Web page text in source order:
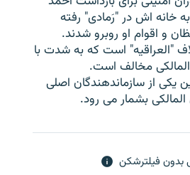
به خانه اش در "رَمادی" رفته
و اقوام او روبرو شدند.
"العراقيه" است که به شدت با
مخالف است.
یکی از سازماندهندگان اصلی
بشمار می رود.
فیلترشکن